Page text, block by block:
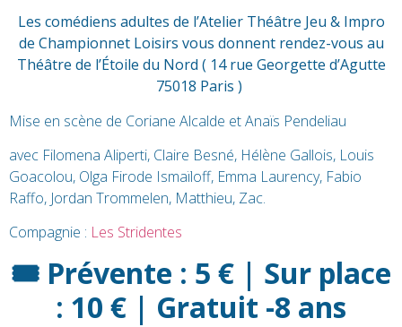
Les comédiens adultes de l’Atelier Théâtre Jeu & Impro
de Championnet Loisirs vous donnent rendez-vous au
Théâtre de l’Étoile du Nord ( 14 rue Georgette d’Agutte
75018 Paris )
Mise en scène de Coriane Alcalde et Anaïs Pendeliau
avec Filomena Aliperti, Claire Besné, Hélène Gallois, Louis
Goacolou, Olga Firode Ismaïloff, Emma Laurency, Fabio
Raffo, Jordan Trommelen, Matthieu, Zac.
Compagnie : Les Stridentes
🎟️ Prévente : 5 € | Sur place
: 10 € | Gratuit -8 ans